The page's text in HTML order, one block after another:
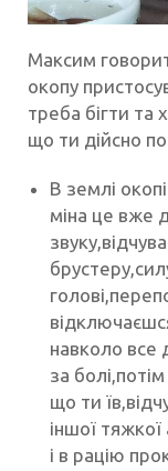
Максим
окопу
треба бігти та
що ти дійсно
В землі
міна це вже
навколо все
за
що ти
іншої
і в рацію